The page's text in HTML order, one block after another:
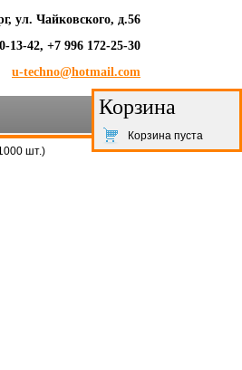
ул. Чайковского, д.56
13-42, +7 996 172-25-30
u-techno@hotmail.com
Корзина
Корзина пуста
шт.)